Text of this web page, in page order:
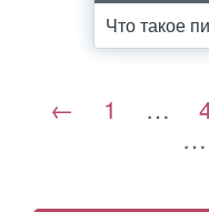
Что такое
← 1 …
…